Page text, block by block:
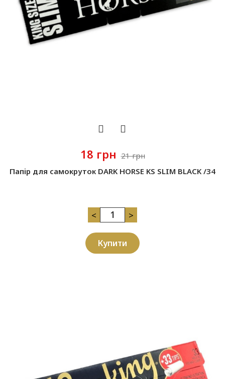
18 грн 21 грн
Папір для самокруток DARK HORSE KS SLIM BLACK /34
< >
Купити